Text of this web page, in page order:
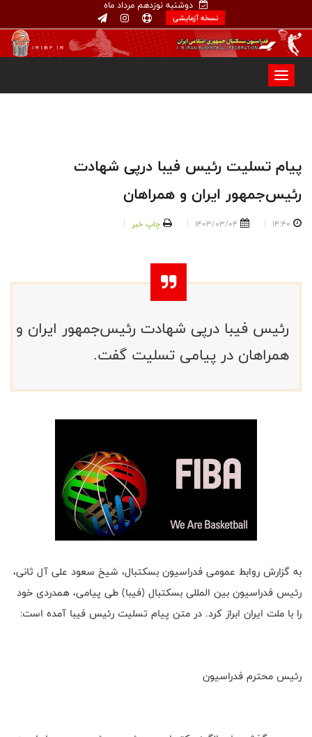
دوشنبه نوزدهم مرداد ماه
نسخه آزمایشی
پیام تسلیت رئیس فیبا درپی‌ شهادت
رئیس‌جمهور ایران و همراهان
14:40
1403/03/04 چاپ خبر
رئیس فیبا درپی‌ شهادت رئیس‌جمهور ایران و
همراهان در پیامی تسلیت گفت.
به گزارش روابط عمومی فدراسیون بسکتبال، شیخ سعود علی آل ثانی،
رئیس فدراسیون بین المللی بسکتبال (فیبا) طی پیامی، همدردی خود
را با ملت ایران ابراز کرد. در متن پیام تسلیت رئیس فیبا آمده است:
رئیس محترم فدراسیون